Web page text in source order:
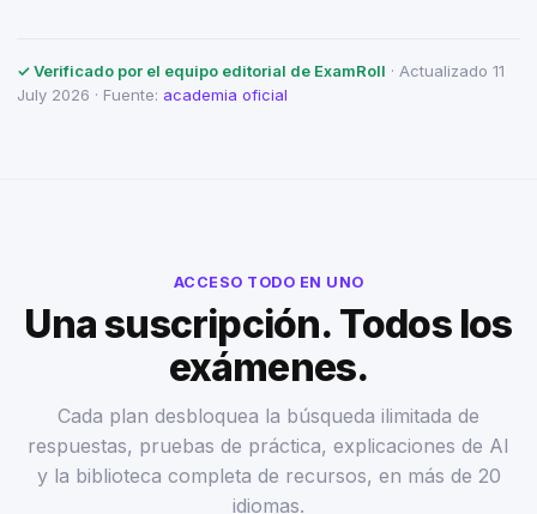
✓ Verificado por el equipo editorial de ExamRoll · Actualizado 11
July 2026 · Fuente: academia oficial
ACCESO TODO EN UNO
Una suscripción. Todos los
exámenes.
Cada plan desbloquea la búsqueda ilimitada de
respuestas, pruebas de práctica, explicaciones de AI
y la biblioteca completa de recursos, en más de 20
idiomas.